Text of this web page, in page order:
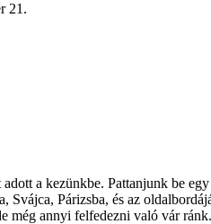
21.
a kezünkbe. Pattanjunk be
Svájca, Párizsba, és az
még annyi felfedezni való vár